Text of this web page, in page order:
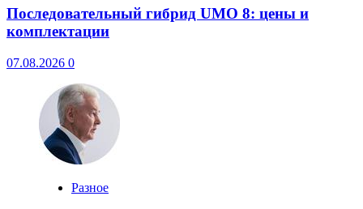
Последовательный гибрид UMO 8: цены и
комплектации
07.08.2026 0
Разное